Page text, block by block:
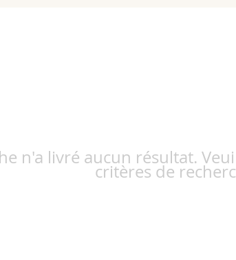
n'a livré aucun résultat.
critères de